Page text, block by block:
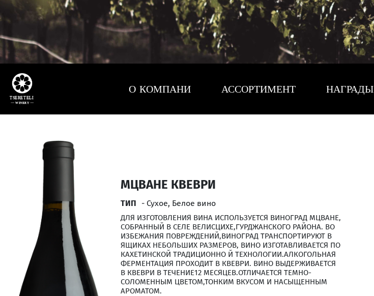
О КОМПАНИ АССОРТИМЕНТ НАГРАДЫ
МЦВАНЕ КВЕВРИ
ТИП - Сухое, Белое вино
ДЛЯ ИЗГОТОВЛЕНИЯ ВИНА ИСПОЛЬЗУЕТСЯ ВИНОГРАД МЦВАНЕ,
СОБРАННЫЙ В СЕЛЕ ВЕЛИСЦИХЕ,ГУРДЖАНСКОГО РАЙОНА. ВО
ИЗБЕЖАНИЯ ПОВРЕЖДЕНИЙ,ВИНОГРАД ТРАНСПОРТИРУЮТ В
ЯЩИКАХ НЕБОЛЬШИХ РАЗМЕРОВ, ВИНО ИЗГОТАВЛИВАЕТСЯ ПО
КАХЕТИНСКОЙ ТРАДИЦИОННО Й ТЕХНОЛОГИИ.АЛКОГОЛЬНАЯ
ФЕРМЕНТАЦИЯ ПРОХОДИТ В КВЕВРИ. ВИНО ВЫДЕРЖИВАЕТСЯ
В КВЕВРИ В ТЕЧЕНИЕ12 МЕСЯЦЕВ.ОТЛИЧАЕТСЯ ТЕМНО-
СОЛОМЕННЫМ ЦВЕТОМ,ТОНКИМ ВКУСОМ И НАСЫЩЕННЫМ
АРОМАТОМ.